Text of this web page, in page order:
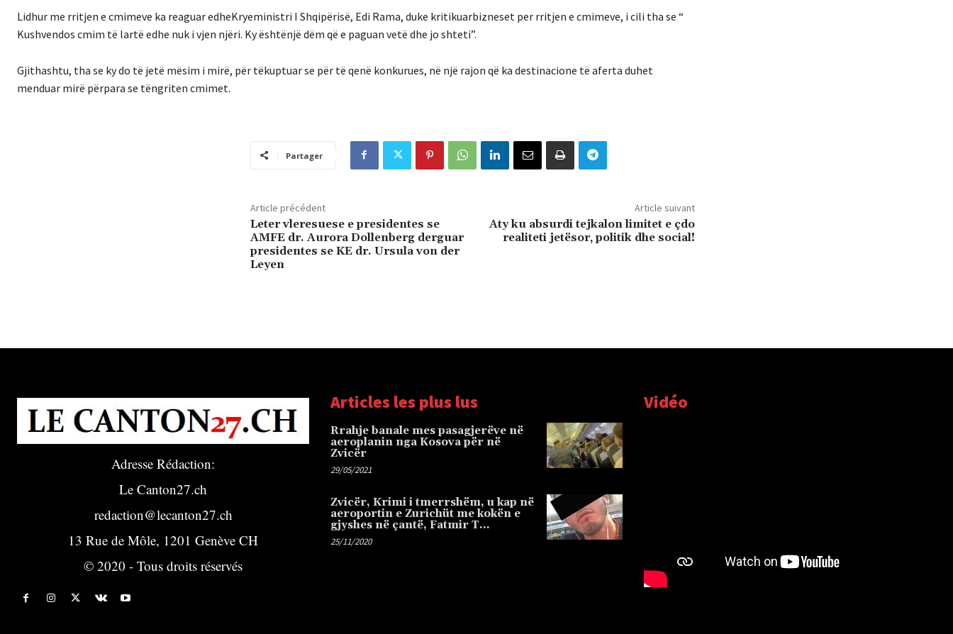
Lidhur me rritjen e cmimeve ka reaguaredheKryeministri I Shqipërisë, Edi Rama, duke kritikuarbizneset per rritjen e cmimeve, i cili tha se “
Kushvendos cmim të lartë edhe nuk i vjen njëri. Kyështënjë dëm që e paguan vetë dhe jo shteti”.
Gjithashtu, tha se kydo të jetë mësim i mirë, për tëkuptuarse për të qenë konkurues, në një rajon që ka destinacione të aferta duhet
menduar mirë përpara se tëngriten cmimet.
Partager
Article précédent
Leter vleresuese e presidentes se
AMFE dr. Aurora Dollenberg derguar
presidentes se KE dr. Ursula von der
Leyen
Article suivant
Aty ku absurdi tejkalon limitet e çdo
realiteti jetësor, politik dhe social!
Adresse Rédaction:
Le Canton27.ch
redaction@lecanton27.ch
13 Rue de Môle, 1201 Genève CH
© 2020 - Tous droits réservés
Articles les plus lus
Rrahje banale mes pasagjerëve në
aeroplanin nga Kosova për në
Zvicër
29/05/2021
Zvicër, Krimi i tmerrshëm, u kap në
aeroportin e Zurichüt me kokën e
gjyshes në çantë, Fatmir T…
25/11/2020
Vidéo